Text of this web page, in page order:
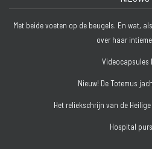
Met beide voeten op de beugels. En wat,
over haar
Videocapsules
Nieuw! De Totemus
Het reliekschrijn van de
Hospital